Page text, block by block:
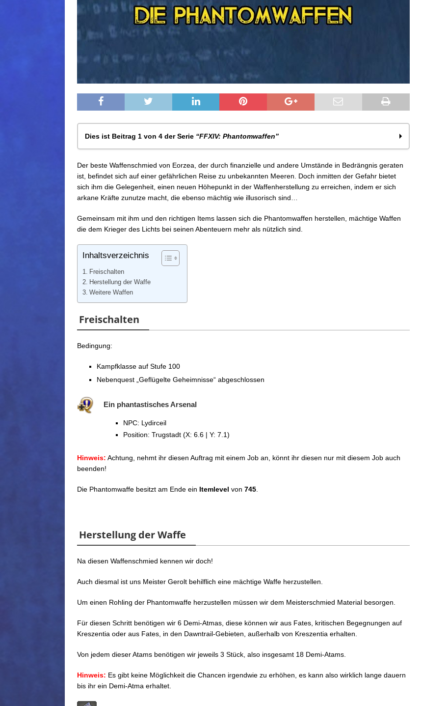
Dies ist Beitrag 1 von 4 der Serie “FFXIV: Phantomwaffen”
FFXIV: Das südliche Kreszentia – Phantomwaffen – Schritt 1: Eine phantastische Waffe
FFXIV: Das südliche Kreszentia – Phantomwaffen – Schritt 2: Phantastische Verstärkung
FFXIV: Das südliche Kreszentia – Phantomwaffen – Schritt 3: Ein wiedergeborenes Phantom
FFXIV: Das nördliche Kreszentia – Phantomwaffen – Schritt 4: Von Illusion zur Realität
Der beste Waffenschmied von Eorzea, der durch finanzielle und andere Umstände in Bedrängnis geraten
ist, befindet sich auf einer gefährlichen Reise zu unbekannten Meeren. Doch inmitten der Gefahr bietet
sich ihm die Gelegenheit, einen neuen Höhepunkt in der Waffenherstellung zu erreichen, indem er sich
arkane Kräfte zunutze macht, die ebenso mächtig wie illusorisch sind…
Gemeinsam mit ihm und den richtigen Items lassen sich die Phantomwaffen herstellen, mächtige Waffen
die dem Krieger des Lichts bei seinen Abenteuern mehr als nützlich sind.
Inhaltsverzeichnis
Freischalten
Herstellung der Waffe
Weitere Waffen
Freischalten
Bedingung:
Kampfklasse auf Stufe 100
Nebenquest „Geflügelte Geheimnisse“ abgeschlossen
Ein phantastisches Arsenal
NPC: Lydirceil
Position: Trugstadt (X: 6.6 | Y: 7.1)
Hinweis: Achtung, nehmt ihr diesen Auftrag mit einem Job an, könnt ihr diesen nur mit diesem Job auch
beenden!
Die Phantomwaffe besitzt am Ende ein Itemlevel von 745
Herstellung der Waffe
Na diesen Waffenschmied kennen wir doch!
Auch diesmal ist uns Meister Gerolt behilflich eine mächtige Waffe herzustellen.
Um einen Rohling der Phantomwaffe herzustellen müssen wir dem Meisterschmied Material besorgen.
Für diesen Schritt benötigen wir 6 Demi-Atmas, diese können wir aus Fates, kritischen Begegnungen auf
Kreszentia oder aus Fates, in den Dawntrail-Gebieten, außerhalb von Kreszentia erhalten.
Von jedem dieser Atams benötigen wir jeweils 3 Stück, also insgesamt 18 Demi-Atams.
Hinweis: Es gibt keine Möglichkeit die Chancen irgendwie zu erhöhen, es kann also wirklich lange dauern
bis ihr ein Demi-Atma erhaltet.